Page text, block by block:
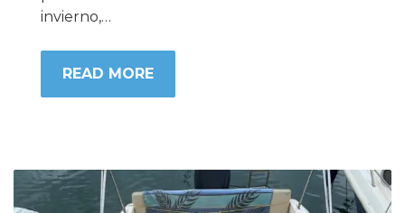
invierno,…
READ MORE